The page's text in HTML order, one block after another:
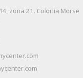
zona 21. Colonia Morse